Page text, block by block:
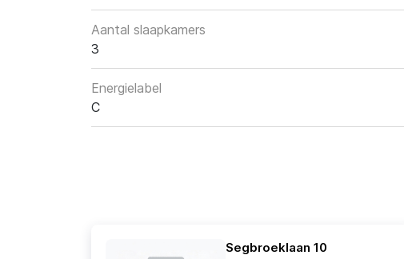
Aantal slaapkamers
3
Energielabel
C
Segbroeklaan 10